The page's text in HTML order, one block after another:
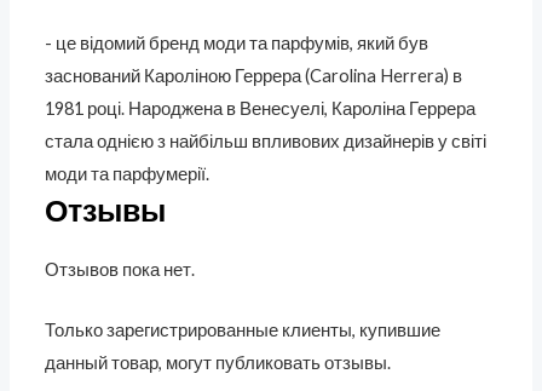
- це відомий бренд моди та парфумів, який був
заснований Кароліною Геррера (Carolina Herrera) в
1981 році. Народжена в Венесуелі, Кароліна Геррера
стала однією з найбільш впливових дизайнерів у світі
моди та парфумерії.
Отзывы
Отзывов пока нет.
Только зарегистрированные клиенты, купившие
данный товар, могут публиковать отзывы.